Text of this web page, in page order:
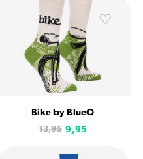
Bike by BlueQ
13,95 9,95